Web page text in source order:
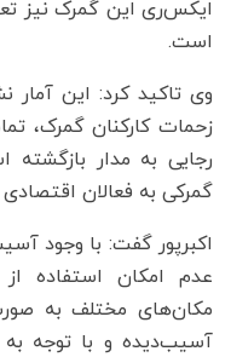
است.
وی تاکید کرد: این
زحمات کارکنان گمرک،
رجایی به مدار
گمرکی به فعالان
اکبرپور گفت: با وجود
عدم امکان استفاده از
مکان‌های مختلف به
آسیب‌دیده و با توجه به